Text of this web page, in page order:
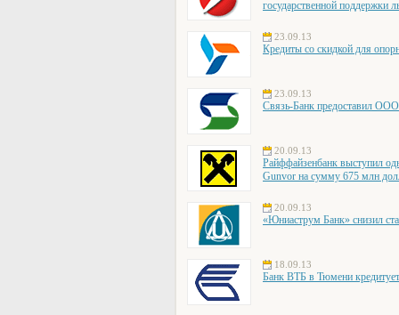
государственной поддержки
23.09.13
Кредиты со скидкой для
23.09.13
Связь-Банк предоставил ООО
20.09.13
Райффайзенбанк выступил
Gunvor на сумму 675 млн
20.09.13
«Юниаструм Банк» снизил
18.09.13
Банк ВТБ в Тюмени